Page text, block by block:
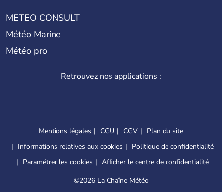
METEO CONSULT
Météo Marine
Météo pro
Retrouvez nos applications :
Mentions légales CGU CGV
Plan du site
Informations relatives aux cookies
Politique de confidentialité
Paramétrer les cookies
Afficher le centre de confidentialité
©2026 La Chaîne Météo